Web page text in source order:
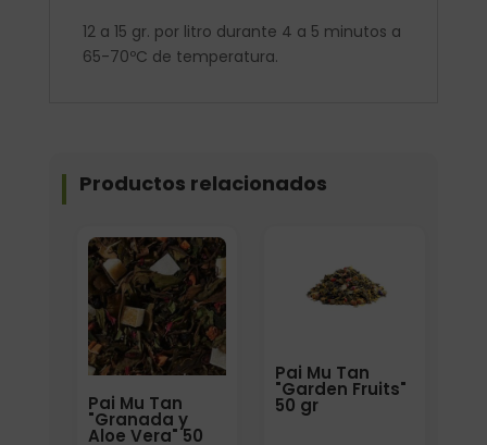
12 a 15 gr. por litro durante 4 a 5 minutos a
65-70ºC de temperatura.
Productos relacionados
Pai Mu Tan
"Granada y
Aloe Vera" 50
Formato
Pai Mu Tan
"Garden Fruits"
50 gr